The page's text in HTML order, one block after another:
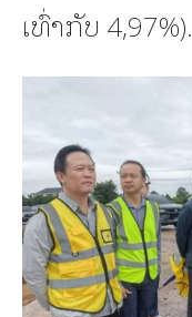
ເທົ່າກັບ 4,97%).